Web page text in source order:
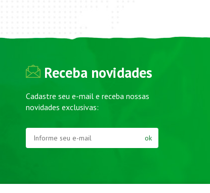
Receba novidades
Cadastre seu e-mail e receba nossas
novidades exclusivas:
ok